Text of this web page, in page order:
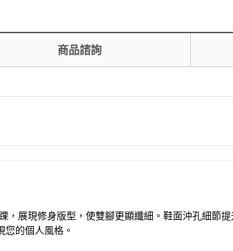
商品諮詢
展現修身版型，使雙腳更顯纖細。鞋面沖孔細節
的個人風格。